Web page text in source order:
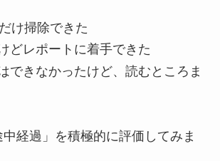
け掃除できた
どレポートに着手できた
できなかったけど、読むところま
経過」を積極的に評価してみま